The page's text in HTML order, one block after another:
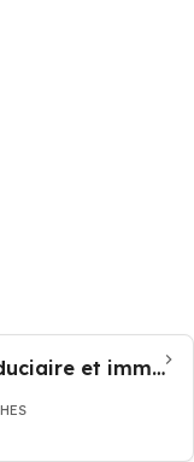
François Chuard SA fiduciaire et immobilier